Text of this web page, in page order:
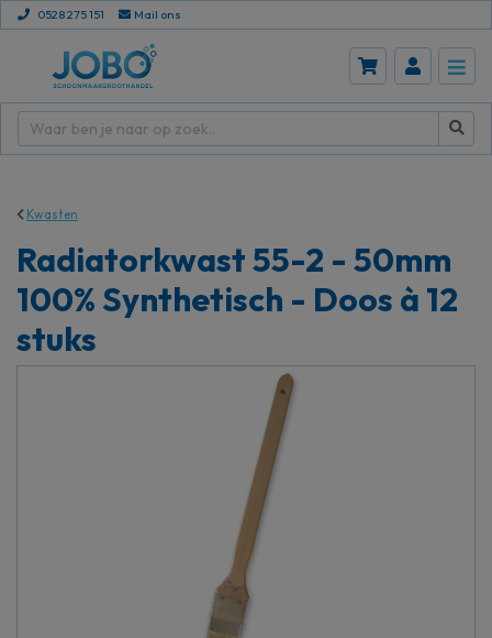
0528 275 151 Mail ons
Kwasten
Radiatorkwast 55-2 - 50mm
100% Synthetisch - Doos à 12
stuks